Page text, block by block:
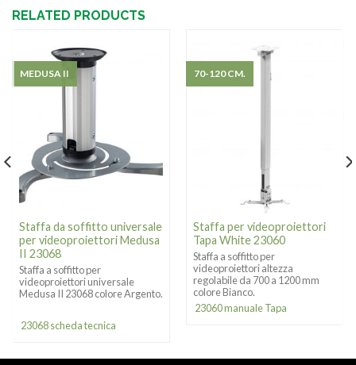
RELATED PRODUCTS
Staffa da soffitto universale
per videoproiettori Medusa
II 23068
Staffa a soffitto per
videoproiettori universale
Medusa II 23068 colore Argento.
23068 scheda tecnica
MEDUSA II
Staffa per videoproiettori
Tapa White 23060
Staffa a soffitto per
videoproiettori altezza
regolabile da 700 a 1200 mm
colore Bianco.
23060 manuale Tapa
70-120 CM.